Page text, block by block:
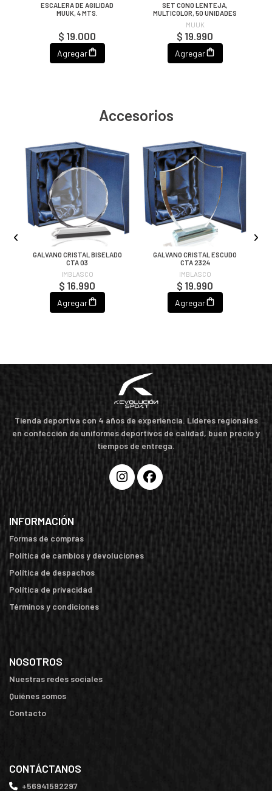
ESCALERA DE AGILIDAD
MUUK, 4 MTS.
$ 19.000
Agregar
SET CONO LENTEJA,
MULTICOLOR, 50 UNIDADES
MUUK
$ 19.990
Agregar
Accesorios
GALVANO CRISTAL BISELADO
CTA 03
IMBLASCO
$ 16.990
Agregar
GALVANO CRISTAL ESCUDO
CTA 2324
IMBLASCO
$ 19.990
Agregar
Tienda deportiva con 4 años de experiencia. Líderes regionales
en confección de uniformes deportivos de calidad, buen precio y
tiempos de entrega.
INFORMACIÓN
Formas de compras
Política de cambios y devoluciones
Política de despachos
Política de privacidad
Términos y condiciones
NOSOTROS
Nuestras redes sociales
Quiénes somos
Contacto
CONTÁCTANOS
+56941592297